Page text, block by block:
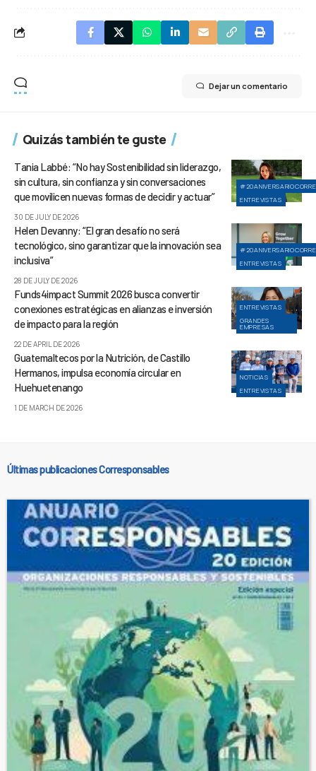
Dejar un comentario
Quizás también te guste
ENTREVISTAS
Tania Labbé: “No hay Sostenibilidad sin liderazgo,
sin cultura, sin confianza y sin conversaciones
que movilicen nuevas formas de decidir y actuar”
30 DE JULY DE 2026
ENTREVISTAS
Helen Devanny: “El gran desafío no será
tecnológico, sino garantizar que la innovación sea
inclusiva”
28 DE JULY DE 2026
ENTREVISTAS
GRANDES
EMPRESAS
Funds4impact Summit 2026 busca convertir
conexiones estratégicas en alianzas e inversión
de impacto para la región
22 DE APRIL DE 2026
NOTICIAS
ENTREVISTAS
Guatemaltecos por la Nutrición, de Castillo
Hermanos, impulsa economía circular en
Huehuetenango
1 DE MARCH DE 2026
Últimas publicaciones Corresponsables